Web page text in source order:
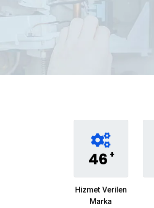
46 +
Hizmet Verilen
Marka